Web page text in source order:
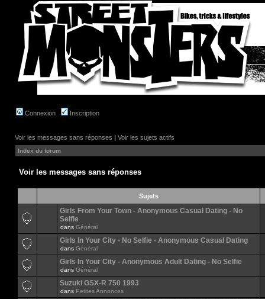
Connexion Inscription
Voir les messages sans réponses | Voir les sujets actifs
Index du forum
Voir les messages sans réponses
Sujets
Girls From Your Town - Anonymous Casual Dating - No
Selfie
dans Général
Girls In Your City - No Selfie - Anonymous Casual Dating
dans Général
Girls In Your City - Anonymous Adult Dating - No Selfie
dans Général
Suzuki GSX-R 750 1993
dans Petites Annonces